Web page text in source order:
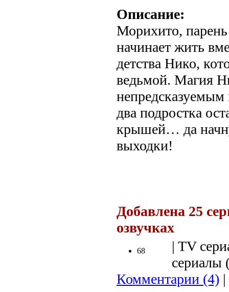
Описание:
Морихито,
начинает жить
детства Нико,
ведьмой. Магия
два подростка
крышей… да
выходки!
Добавлена 25
озвучках
68
| TV
сериалы
Комментарии (4) |